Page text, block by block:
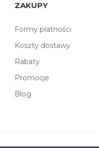
ZAKUPY
Formy płatności
Koszty dostawy
Rabaty
Promocje
Blog